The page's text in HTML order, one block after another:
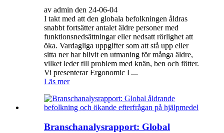
av admin den 24-06-04
I takt med att den globala befolkningen åldras
snabbt fortsätter antalet äldre personer med
funktionsnedsättningar eller nedsatt rörlighet att
öka. Vardagliga uppgifter som att stå upp eller
sitta ner har blivit en utmaning för många äldre,
vilket leder till problem med knän, ben och fötter.
Vi presenterar Ergonomic L...
Läs mer
Branschanalysrapport: Global